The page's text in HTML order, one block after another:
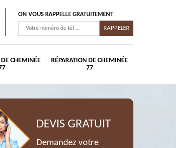
ON VOUS RAPPELLE GRATUITEMENT
CHEMINÉE
RÉPARATION DE CHEMINÉE
77
DEVIS GRATUIT
Demandez votre